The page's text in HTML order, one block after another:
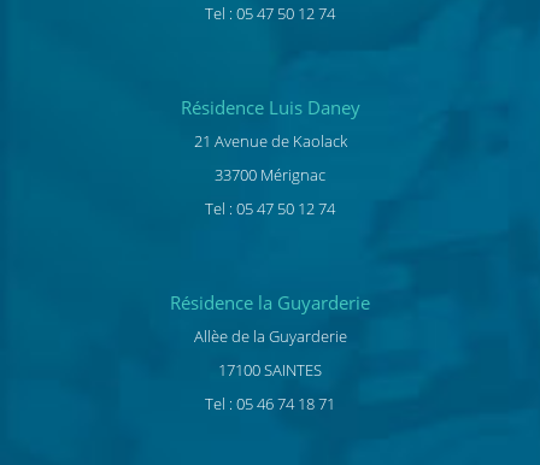
Tel : 05 47 50 12 74
Résidence Luis Daney
21 Avenue de Kaolack
33700 Mérignac
Tel : 05 47 50 12 74
Résidence la Guyarderie
Allèe de la Guyarderie
17100 SAINTES
Tel : 05 46 74 18 71